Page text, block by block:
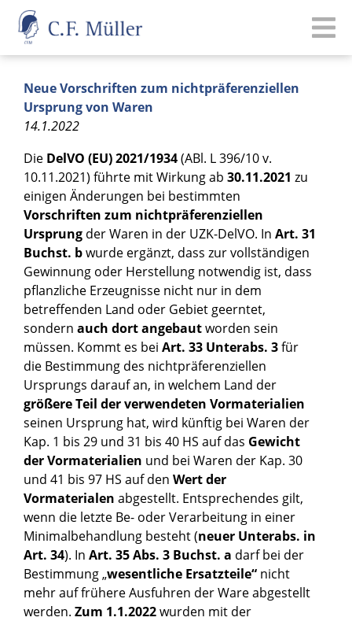
Neue Vorschriften zum nichtpräferenziellen
Ursprung von Waren
14.1.2022
Die DelVO (EU) 2021/1934(ABl. L 396/10 v.
10.11.2021) führte mit Wirkung ab 30.11.2021 zu
einigen Änderungen bei bestimmten
Vorschriften zum nichtpräferenziellen
Ursprung der Waren in der UZK-DelVO. In Art. 31
Buchst. bwurde ergänzt, dass zur vollständigen
Gewinnung oder Herstellung notwendig ist, dass
pflanzliche Erzeugnisse nicht nur in dem
betreffenden Land oder Gebiet geerntet,
sondern auch dort angebautworden sein
müssen. Kommt es bei Art. 33 Unterabs. 3für
die Bestimmung des nichtpräferenziellen
Ursprungs darauf an, in welchem Land der
größere Teil der verwendeten Vormaterialien
seinen Ursprung hat, wird künftig bei Waren der
Kap. 1 bis 29 und 31 bis 40 HS auf das Gewicht
der Vormaterialien und bei Waren der Kap. 30
und 41 bis 97 HS auf den Wert der
Vormaterialen abgestellt. Entsprechendes gilt,
wenn die letzte Be- oder Verarbeitung in einer
Minimalbehandlung besteht (neuer Unterabs. in
Art. 34). In Art. 35 Abs. 3 Buchst. a darf bei der
Bestimmung „wesentliche Ersatzteile“ nicht
mehr auf frühere Ausfuhren der Ware abgestellt
werden. Zum 1.1.2022wurden mit der